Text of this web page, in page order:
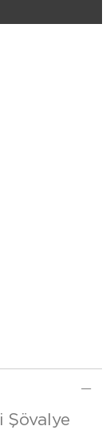
Şövalye